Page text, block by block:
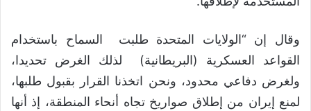
وقال إن “الولايات المتحدة طلبت السماح باستخدام
القواعد العسكرية (البريطانية) لذلك الغرض تحديدا،
ولغرض دفاعي محدود، ونحن اتخذنا القرار بقبول طلبها،
لمنع إيران من إطلاق صواريخ تجاه أنحاء المنطقة، إذ أنها